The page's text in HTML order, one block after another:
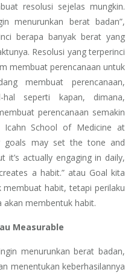
resolusi sejelas mungkin.
menurunkan berat badan”,
berapa banyak berat yang
Resolusi yang terperinci
membuat perencanaan untuk
membuat perencanaan,
seperti kapan, dimana,
perencanaan semakin
Icahn School of Medicine at
goals may set the tone and
actually engaging in daily,
a habit.” atau Goal kita
habit, tetapi perilaku
akan membentuk habit.
Measurable
menurunkan berat badan,
menentukan keberhasilannya